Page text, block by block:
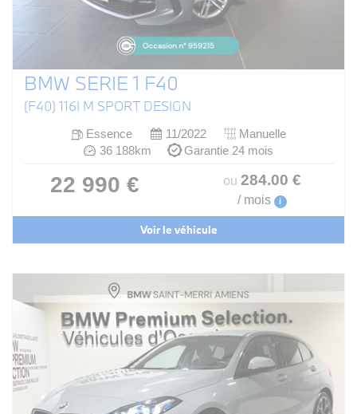
BMW SERIE 1 F40
(F40) 116I M SPORT DESIGN
Essence 11/2022
Manuelle
36 188km
Garantie 24 mois
22 990 € ou 284.00 €
/ mois i
Voir le véhicule